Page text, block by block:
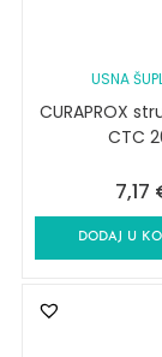
USNA
CURAPROX
CTC
7,17
DODAJ U